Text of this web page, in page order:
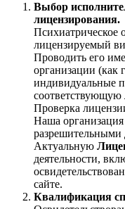
Выбор
лицензирования.
Психиатрическое
лицензируемый
Проводить его
организации (как
индивидуальные
соответствующую
Проверка
Наша
разрешительными
Актуальную
деятельности,
сайте.
Квалификация